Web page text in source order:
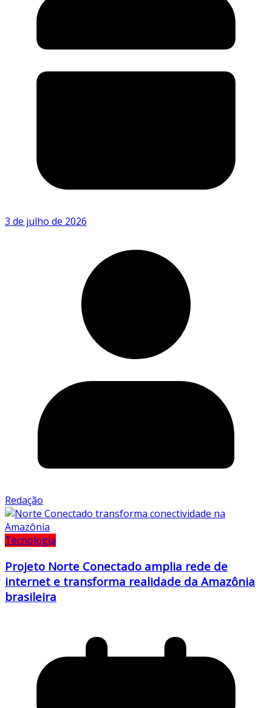
3 de julho de 2026
Redação
Tecnologia
Projeto Norte Conectado amplia rede de
internet e transforma realidade da Amazônia
brasileira